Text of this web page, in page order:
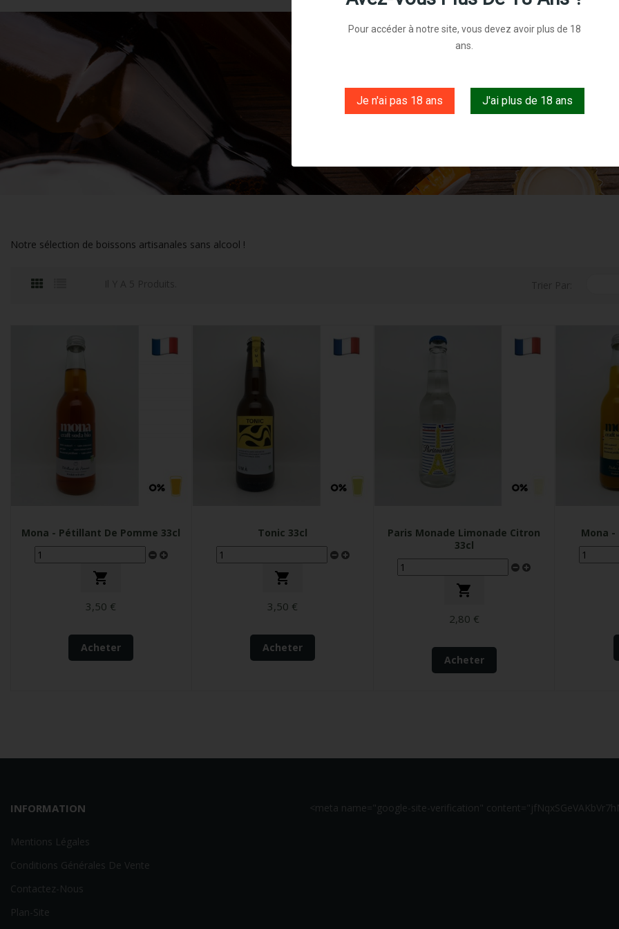
Pour accéder à notre site, vous devez avoir plus de 18
ans.
Je n'ai pas 18 ans J'ai plus de 18 ans
Softs
Notre sélection de boissons artisanales sans alcool !
Mona - Pétillant De Pomme 33cl

3,50 €
Acheter
Tonic 33cl

3,50 €
Acheter
Paris Monade Limonade Citron
33cl

2,80 €
Acheter
Mona -
INFORMATION
Mentions Légales
Conditions Générales De Vente
Contactez-Nous
Plan-Site
<meta name="google-site-verification"